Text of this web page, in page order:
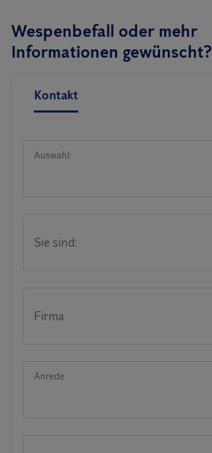
Wespenbefall oder mehr
Informationen gewünscht?
Kontakt
Auswahl:
Sie sind:
Firma
Anrede